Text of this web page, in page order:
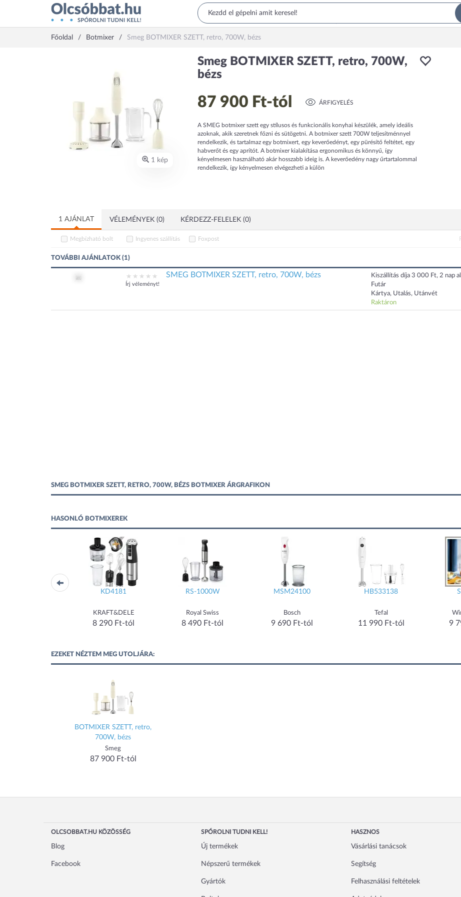
Főoldal Botmixer Smeg BOTMIXER SZETT, retro, 700W, bézs
1 kép
Smeg BOTMIXER SZETT, retro, 700W,
bézs
87 900 Ft-tól ÁRFIGYELÉS
A SMEG botmixer szett egy stílusos és funkcionális konyhai készülék, amely ideális
azoknak, akik szeretnek főzni és sütögetni. A botmixer szett 700W teljesítménnyel
rendelkezik, és tartalmaz egy botmixert, egy keverőedényt, egy pürésítő feltétet, egy
habverőt és egy aprítót. A botmixer kialakítása ergonomikus és könnyű, így
kényelmesen használható akár hosszabb ideig is. A keverőedény nagy űrtartalommal
rendelkezik, így kényelmesen elvégezheti a külön
1 AJÁNLAT VÉLEMÉNYEK (0) KÉRDEZZ-FELELEK (0)
Megbízható bolt Ingyenes szállítás Foxpost
TOVÁBBI AJÁNLATOK (1)
Írj véleményt!
SMEG BOTMIXER SZETT, retro, 700W, bézs
Kiszállítás díja 3 000 Ft, 2 nap
Futár
Kártya, Utalás, Utánvét
Raktáron
SMEG BOTMIXER SZETT, RETRO, 700W, BÉZS BOTMIXER ÁRGRAFIKON
HASONLÓ BOTMIXEREK
KD4181
KRAFT&DELE
8 290 Ft-tól
RS-1000W
Royal Swiss
8 490 Ft-tól
MSM24100
Bosch
9 690 Ft-tól
HB533138
Tefal
11 990 Ft-tól 9
EZEKET NÉZTEM MEG UTOLJÁRA:
BOTMIXER SZETT, retro,
700W, bézs
Smeg
87 900 Ft-tól
OLCSOBBAT.HU KÖZÖSSÉG
Blog
Facebook
SPÓROLNI TUDNI KELL!
Új termékek
Népszerű termékek
Gyártók
HASZNOS
Vásárlási tanácsok
Segítség
Felhasználási feltételek